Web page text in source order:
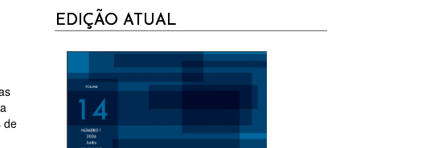
de
CURRENT
EDIÇÃO ATUAL